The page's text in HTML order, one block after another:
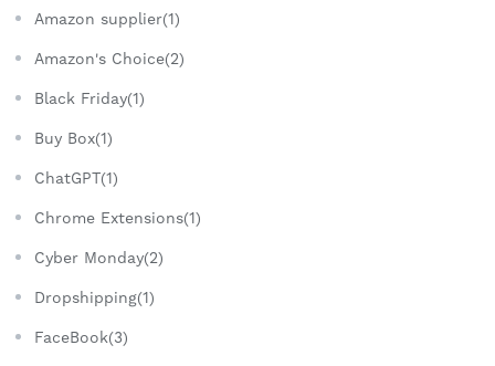
Amazon supplier(1)
Amazon's Choice(2)
Black Friday(1)
Buy Box(1)
ChatGPT(1)
Chrome Extensions(1)
Cyber Monday(2)
Dropshipping(1)
FaceBook(3)